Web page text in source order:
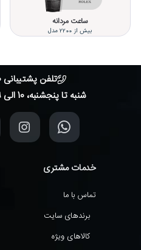
ساعت مردانه
بیش از 2200 مدل
تلفن پشتیبانی 48000030 - 021
شنبه تا پنجشنبه، 10 الی 19 (به جز ایام تعطیل)
خدمات مشتری
تماس با ما
برندهای سایت
کالاهای ویژه